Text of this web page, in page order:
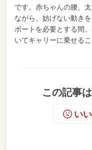
です。赤ちゃんの腰、
ながら、妨げない動き
ポートを必要とする間
いてキャリーに乗せる
この記事
い